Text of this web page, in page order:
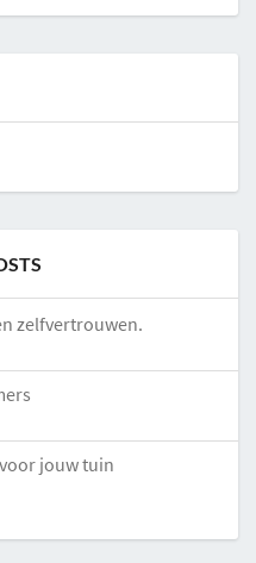
zelfvertrouwen.
jouw tuin